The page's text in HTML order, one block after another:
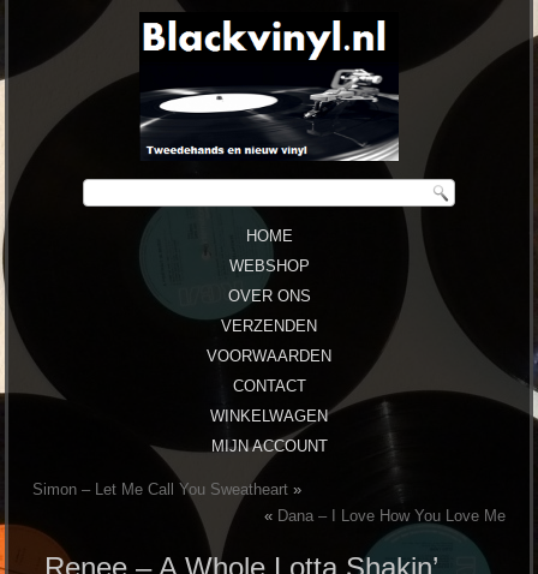
HOME
WEBSHOP
OVER ONS
VERZENDEN
VOORWAARDEN
CONTACT
WINKELWAGEN
MIJN ACCOUNT
Simon ‎– Let Me Call You Sweatheart »
« Dana ‎– I Love How You Love Me
Renee ‎– A Whole Lotta Shakin’